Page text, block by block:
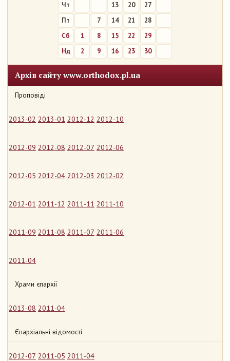
Чт
13 20
27
Пт
7 14 21
28
Сб
1 8 15 22
29
Нд
2 9 16 23 30
Архів сайту www.orthodox.pl.ua
Проповіді
2013-02 2013-01 2012-12 2012-10
2012-09 2012-08 2012-07 2012-06
2012-05 2012-04 2012-03 2012-02
2012-01 2011-12 2011-11 2011-10
2011-09 2011-08 2011-07 2011-06
2011-04
Храми єпархії
2013-08 2011-04
Єпархіальні відомості
2012-07 2011-05 2011-04